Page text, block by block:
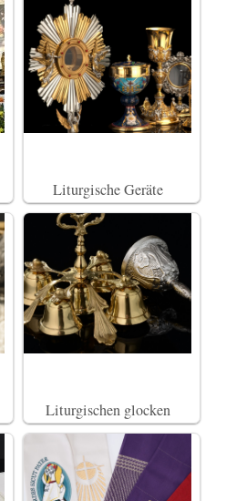
Liturgische Geräte
Liturgischen glocken